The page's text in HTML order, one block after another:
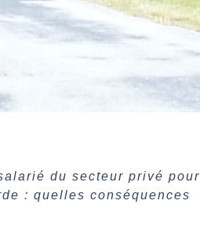
du secteur privé pour
: quelles conséquences